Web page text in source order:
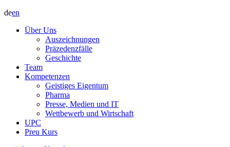
deen
Über Uns
Auszeichnungen
Präzedenzfälle
Geschichte
Team
Kompetenzen
Geistiges Eigentum
Pharma
Presse, Medien und IT
Wettbewerb und Wirtschaft
UPC
Preu Kurs